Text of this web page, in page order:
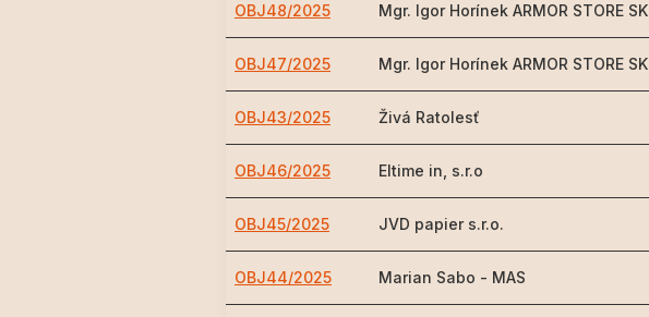
OBJ48/2025 Mgr. Igor Horínek ARMOR STORE SK
OBJ47/2025 Mgr. Igor Horínek ARMOR STORE SK
OBJ43/2025 Živá Ratolesť
OBJ46/2025 Eltime in, s.r.o
OBJ45/2025 JVD papier s.r.o.
OBJ44/2025 Marian Sabo - MAS